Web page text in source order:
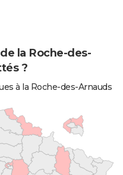
la Roche-des-
?
à la Roche-des-Arnauds